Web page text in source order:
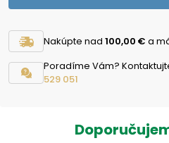
Nakúpte nad 100,00 € a
Poradíme Vám?
529 051